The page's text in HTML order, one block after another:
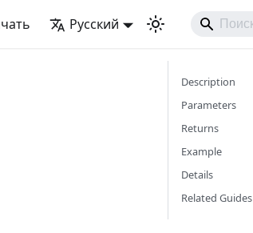
Русский
Description
Parameters
Returns
Example
Details
Related Guides